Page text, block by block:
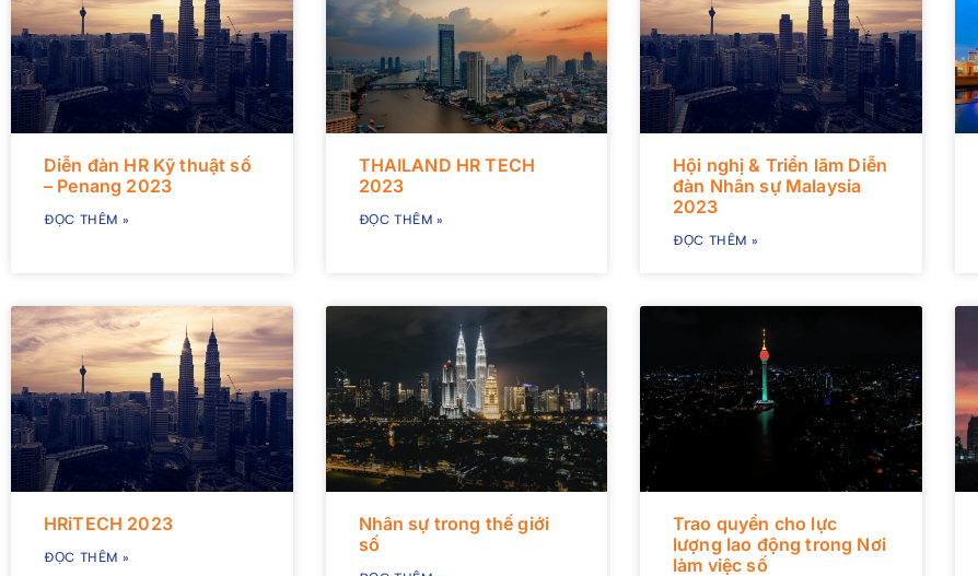
Diễn đàn HR Kỹ thuật số
– Penang 2023
ĐỌC THÊM »
THAILAND HR TECH
2023
ĐỌC THÊM »
Hội nghị & Triển lãm Diễn
đàn Nhân sự Malaysia
2023
ĐỌC THÊM »
HRiTECH 2023
ĐỌC THÊM »
Nhân sự trong thế giới
số
Trao quyền cho lực
lượng lao động trong Nơi
làm việc số